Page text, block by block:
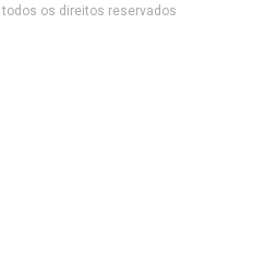
os direitos reservados